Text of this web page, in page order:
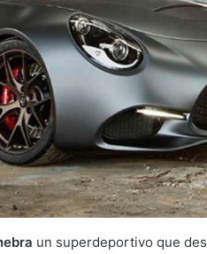
un superdeportivo que